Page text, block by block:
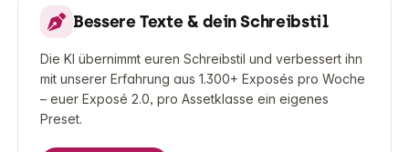
KI-
Trainer
LIVE-DEMO
Bessere Texte & dein Schreibstil
Die KI übernimmt euren Schreibstil und verbessert ihn
mit unserer Erfahrung aus 1.300+ Exposés pro Woche
– euer Exposé 2.0, pro Assetklasse ein eigenes
Preset.